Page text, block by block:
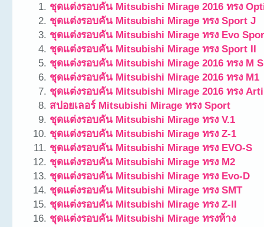
ชุดแต่งรอบคัน Mitsubishi Mirage 2016 ทรง
ชุดแต่งรอบคัน Mitsubishi Mirage ทรง Sport J
ชุดแต่งรอบคัน Mitsubishi Mirage ทรง Evo
ชุดแต่งรอบคัน Mitsubishi Mirage ทรง Sport II
ชุดแต่งรอบคัน Mitsubishi Mirage 2016 ทรง M
ชุดแต่งรอบคัน Mitsubishi Mirage 2016 ทรง M1
ชุดแต่งรอบคัน Mitsubishi Mirage 2016 ทรง
สปอยเลอร์ Mitsubishi Mirage ทรง Sport
ชุดแต่งรอบคัน Mitsubishi Mirage ทรง V.1
ชุดแต่งรอบคัน Mitsubishi Mirage ทรง Z-1
ชุดแต่งรอบคัน Mitsubishi Mirage ทรง EVO-S
ชุดแต่งรอบคัน Mitsubishi Mirage ทรง M2
ชุดแต่งรอบคัน Mitsubishi Mirage ทรง Evo-D
ชุดแต่งรอบคัน Mitsubishi Mirage ทรง SMT
ชุดแต่งรอบคัน Mitsubishi Mirage ทรง Z-II
ชุดแต่งรอบคัน Mitsubishi Mirage ทรงห้าง